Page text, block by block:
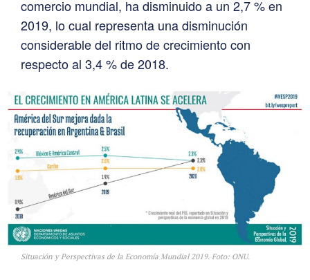
comercio mundial, ha disminuido a un 2,7 % en
2019, lo cual representa una disminución
considerable del ritmo de crecimiento con
respecto al 3,4 % de 2018.
Situación y Perspectivas de la Economía Mundial 2019. Foto: ONU.